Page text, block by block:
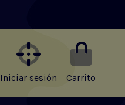
Iniciar sesión Carrito